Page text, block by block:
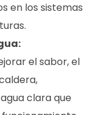
en los sistemas
el sabor, el
clara que